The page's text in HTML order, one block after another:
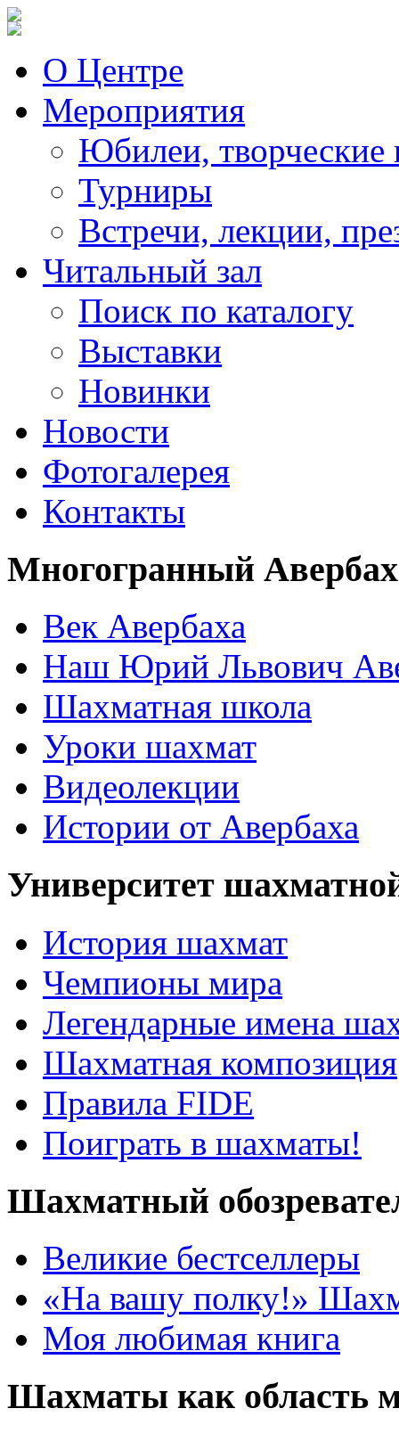
О Центре
Мероприятия
Юбилеи, творческие
Турниры
Встречи, лекции,
Читальный зал
Поиск по каталогу
Выставки
Новинки
Новости
Фотогалерея
Контакты
Многогранный Авербах
Век Авербаха
Наш Юрий Львович
Шахматная школа
Уроки шахмат
Видеолекции
Истории от Авербаха
Университет
История шахмат
Чемпионы мира
Легендарные имена
Шахматная композиция
Правила FIDE
Поиграть в шахматы!
Шахматный
Великие бестселлеры
«На вашу полку!»
Моя любимая книга
Шахматы как область